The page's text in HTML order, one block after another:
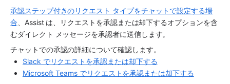
承認ステップ付きのリクエスト タイプをチャットで設定する場
合 、Assist は、リクエストを承認または却下するオプションを含
むダイレクト メッセージを承認者に送信します。
チャットでの承認の詳細について確認します。
Slack でリクエストを承認または却下する
Microsoft Teams でリクエストを承認または却下する